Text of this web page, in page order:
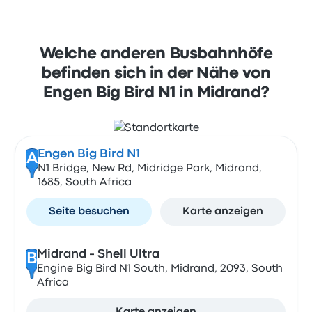
Welche anderen Busbahnhöfe
befinden sich in der Nähe von
Engen Big Bird N1 in Midrand?
A Engen Big Bird N1
N1 Bridge, New Rd, Midridge Park, Midrand,
1685, South Africa
Seite besuchen Karte anzeigen
B Midrand - Shell Ultra
Engine Big Bird N1 South, Midrand, 2093, South
Africa